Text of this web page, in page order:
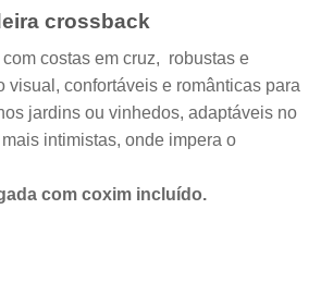
crossback
costas em cruz, robustas e
visual, confortáveis e românticas para
jardins ou vinhedos, adaptáveis no
intimistas, onde impera o
com coxim incluído.